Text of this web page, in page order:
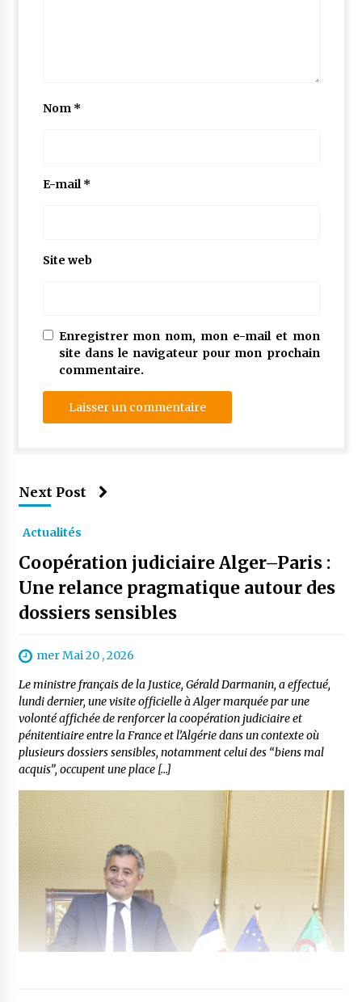
Nom *
E-mail*
Site web
Enregistrer mon nom, mon e-mail et mon
site dans le navigateur pour mon prochain
commentaire.
Next Post
Actualités
Coopération judiciaire Alger–Paris :
Une relance pragmatique autour des
dossiers sensibles
mer Mai 20 , 2026
Le ministre français de la Justice, Gérald Darmanin, a effectué,
lundi dernier, une visite officielle à Alger marquée par une
volonté affichée de renforcer la coopération judiciaire et
pénitentiaire entre la France et l’Algérie dans un contexte où
plusieurs dossiers sensibles, notamment celui des “biens mal
acquis”, occupent une place […]